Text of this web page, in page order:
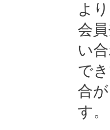
よ
会
い
で
合
す。